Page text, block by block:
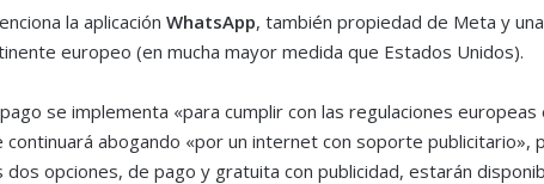
la aplicación WhatsApp, también propiedad de Meta y
europeo (en mucha mayor medida que Estados Unidos).
se implementa «para cumplir con las regulaciones
continuará abogando «por un internet con soporte publicitario»,
dos opciones, de pago y gratuita con publicidad, estarán